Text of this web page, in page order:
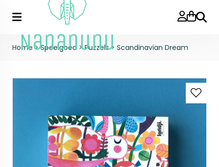
Home>Speelgoed>Puzzels> Scandinavian Dream